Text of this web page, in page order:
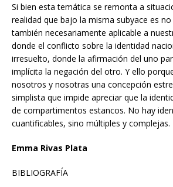
Si bien esta temática se remonta a
realidad que bajo la misma subyace es
también necesariamente aplicable a
donde el conflicto sobre la identidad
irresuelto, donde la afirmación del uno
implícita la negación del otro. Y ello
nosotros y nosotras una concepción
simplista que impide apreciar que la
de compartimentos estancos. No hay
cuantificables, sino múltiples y complejas.
Emma Rivas Plata
BIBLIOGRAFÍA